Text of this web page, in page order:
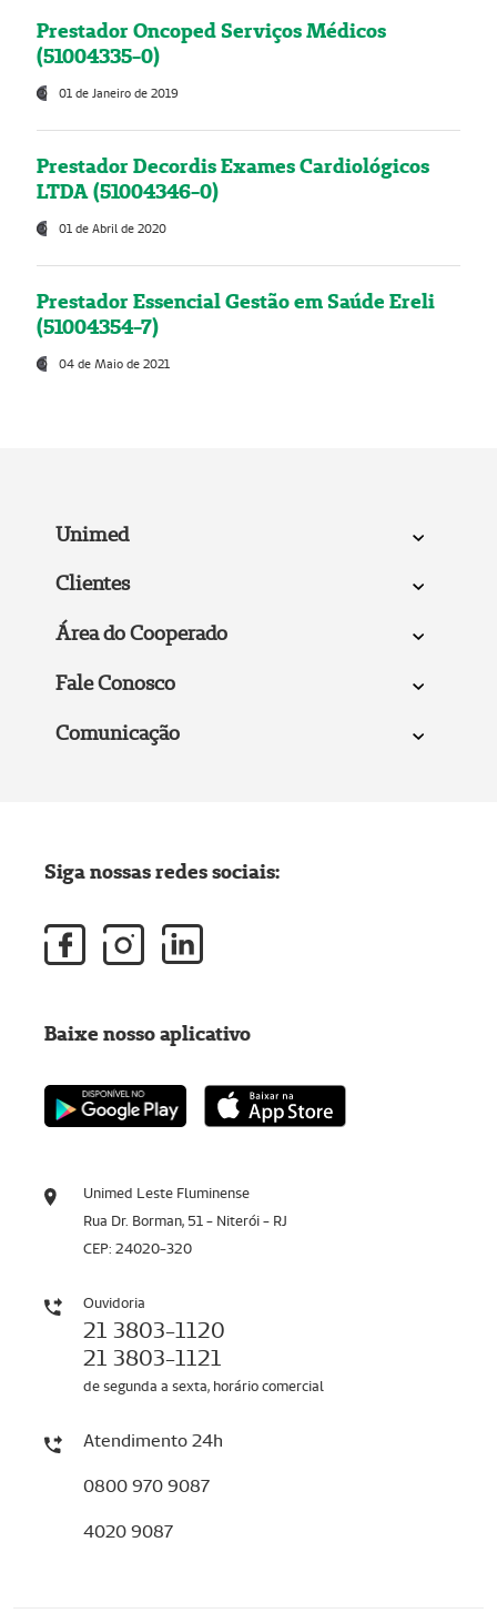
Prestador Oncoped Serviços Médicos
(51004335-0)
01 de Janeiro de 2019
Prestador Decordis Exames Cardiológicos
LTDA (51004346-0)
01 de Abril de 2020
Prestador Essencial Gestão em Saúde Ereli
(51004354-7)
04 de Maio de 2021
Unimed
Clientes
Área do Cooperado
Fale Conosco
Comunicação
Unimed Leste Fluminense
Rua Dr. Borman, 51 - Niterói - RJ
CEP: 24020-320
Ouvidoria
21 3803-1120
21 3803-1121
de segunda a sexta, horário comercial
Atendimento 24h
0800 970 9087
4020 9087
Siga nossas redes sociais:
Baixe nosso aplicativo